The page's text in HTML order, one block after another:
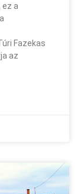
ez a
Fazekas
az